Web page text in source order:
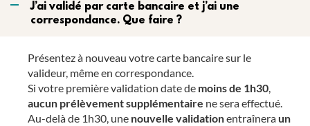
A
J’ai validé par carte bancaire et j’ai une
correspondance. Que faire ?
Présentez à nouveau votre carte bancaire sur le
valideur, même en correspondance.
Si votre première validation date de moins de 1h30,
aucun prélèvement supplémentaire ne sera effectué.
Au-delà de 1h30, une nouvelle validationentraînera un